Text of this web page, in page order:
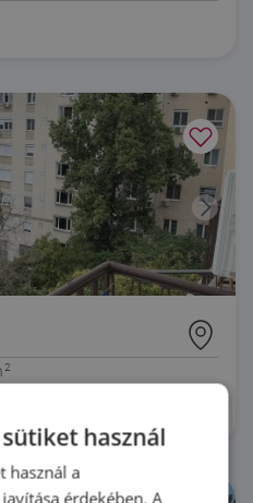
használ
használ a
érdekében. A